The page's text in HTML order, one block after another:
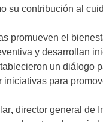
su contribución al
promueven el
y desarrollan
un diálogo
iniciativas para
, director general de